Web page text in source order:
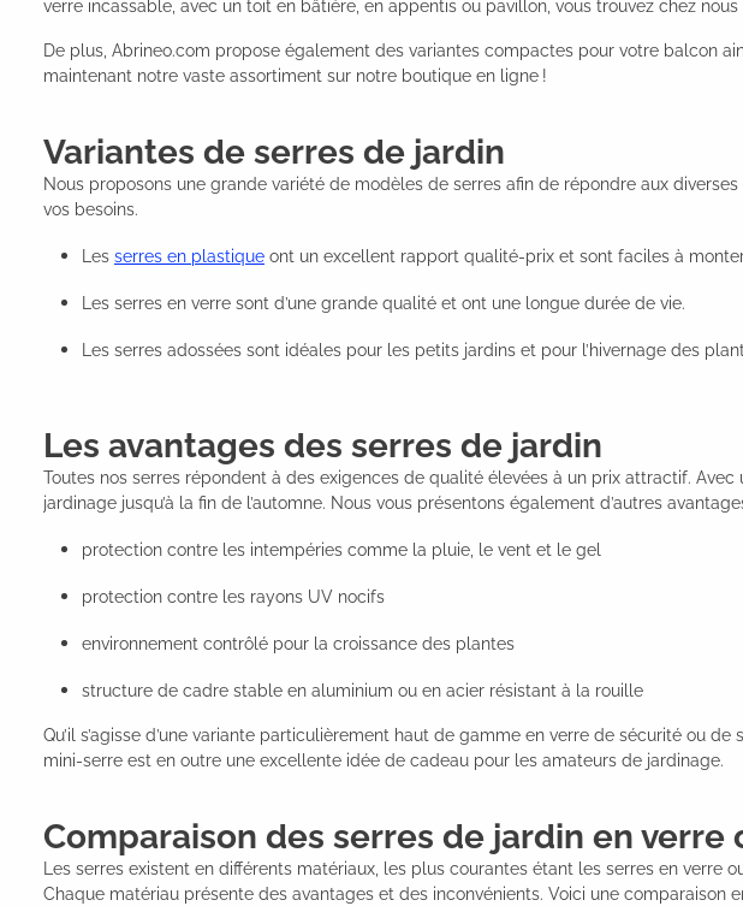
verre incassable, avec un toit en bâtière, en appentis ou pavillon, vous trouvez chez
De plus, Abrineo.com propose également des variantes compactes pour votre balcon
maintenant notre vaste assortiment sur notre boutique en ligne !
Variantes de serres de jardin
Nous proposons une grande variété de modèles de serres afin de répondre aux
vos besoins.
Les serres en plastique ont un excellent rapport qualité-prix et sont faciles à
Les serres en verre sont d’une grande qualité et ont une longue durée de vie.
Les serres adossées sont idéales pour les petits jardins et pour l’hivernage des
Les avantages des serres de jardin
Toutes nos serres répondent à des exigences de qualité élevées à un prix attractif.
jardinage jusqu’à la fin de l’automne. Nous vous présentons également d’autres
protection contre les intempéries comme la pluie, le vent et le gel
protection contre les rayons UV nocifs
environnement contrôlé pour la croissance des plantes
structure de cadre stable en aluminium ou en acier résistant à la rouille
Qu’il s’agisse d’une variante particulièrement haut de gamme en verre de sécurité ou
mini-serre est en outre une excellente idée de cadeau pour les amateurs de jardinage.
Comparaison des serres de jardin en verre
Les serres existent en différents matériaux, les plus courantes étant les serres en
Chaque matériau présente des avantages et des inconvénients. Voici une comparaison